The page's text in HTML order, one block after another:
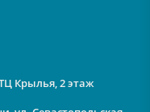
Крылья, 2 этаж